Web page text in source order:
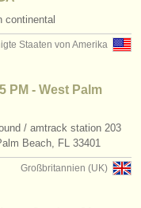
continental
Staaten von Amerika
PM - West Palm
/ amtrack station 203
Beach, FL 33401
Großbritannien (UK)